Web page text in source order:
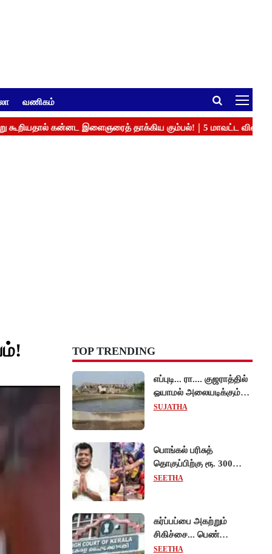
வணிகம்
TOP TRENDING
எப்புடி... ரா.... குஜராத்தில்
ஓயாமல் அலையடிக்கும்
கிணறு... வைரலாகும்
SUJATHA
பொங்கல் பரிசுத்
தொகுப்பிற்கு ரூ. 300
கோடி ஒதுக்கீடு:
SEETHA
கர்ப்பப்பை அகற்றும்
சிகிச்சை... பெண்
ஊழியர்களுக்கு
SEETHA